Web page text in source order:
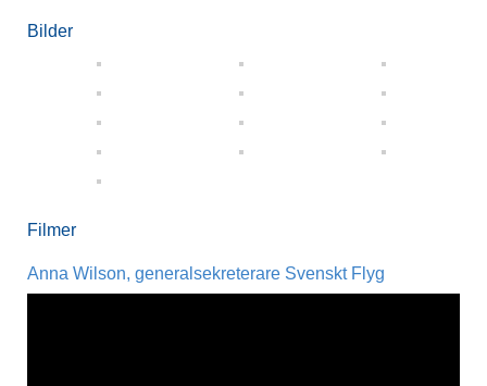
Bilder
Filmer
Anna Wilson, generalsekreterare Svenskt Flyg